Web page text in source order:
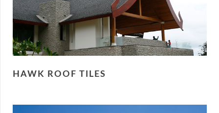
HAWK ROOF TILES